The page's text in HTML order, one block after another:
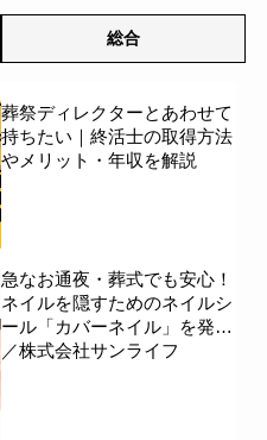
総合
葬祭ディレクターとあわせて
持ちたい｜終活士の取得方法
やメリット・年収を解説
急なお通夜・葬式でも安心！
ネイルを隠すためのネイルシ
ール「カバーネイル」を発売
／株式会社サンライフ